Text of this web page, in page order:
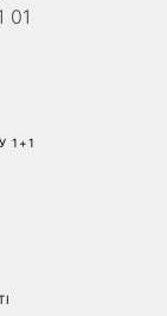
01
1+1